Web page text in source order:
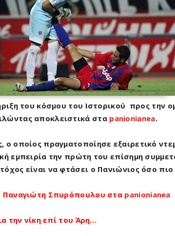
του κόσμου του Ιστορικού προς την
αποκλειστικά στα panionianea.
ο οποίος πραγματοποίησε εξαιρετικό
εμπειρία την πρώτη του επίσημη
είναι να φτάσει ο Πανιώνιος όσο
Παναγιώτη Σπυρόπουλου στα panionianea
την νίκη επί του Άρη…